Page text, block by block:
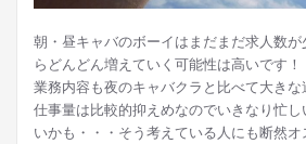
朝・昼キャバのボーイはまだまだ求人数
らどんどん増えていく可能性は高いです！
業務内容も夜のキャバクラと比べて大きな
仕事量は比較的抑えめなのでいきなり忙
いかも・・・そう考えている人にも断然